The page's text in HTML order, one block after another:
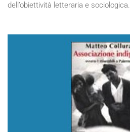
dell’obiettività letteraria e sociologica.